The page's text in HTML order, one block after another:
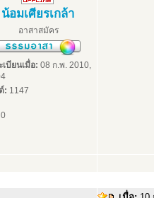
น้อมเศียรเกล้า
อาสาสมัคร
เบียนเมื่อ: 08 ก.พ. 2010,
: 1147
0